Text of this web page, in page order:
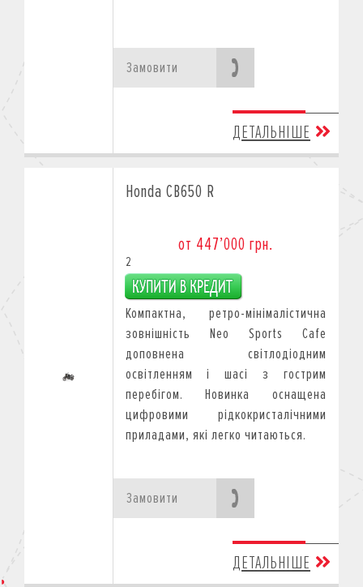
Замовити
ДЕТАЛЬНІШЕ
Honda CB650 R
от 447’000 грн.
2
Компактна, ретро-мінімалістична
зовнішність Neo Sports Cafe
доповнена світлодіодним
освітленням і шасі з гострим
перебігом. Новинка оснащена
цифровими рідкокристалічними
приладами, які легко читаються.
Замовити
ДЕТАЛЬНІШЕ